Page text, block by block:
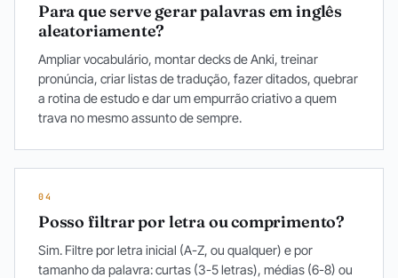
Para que serve gerar palavras em inglês
aleatoriamente?
Ampliar vocabulário, montar decks de Anki, treinar
pronúncia, criar listas de tradução, fazer ditados, quebrar
a rotina de estudo e dar um empurrão criativo a quem
trava no mesmo assunto de sempre.
04
Posso filtrar por letra ou comprimento?
Sim. Filtre por letra inicial (A-Z, ou qualquer) e por
tamanho da palavra: curtas (3-5 letras), médias (6-8) ou